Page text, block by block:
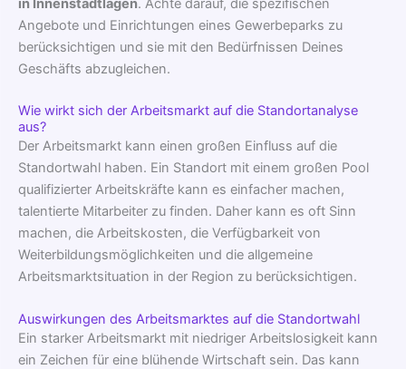
in Innenstadtlagen. Achte darauf, die spezifischen
Angebote und Einrichtungen eines Gewerbeparks zu
berücksichtigen und sie mit den Bedürfnissen Deines
Geschäfts abzugleichen.
Wie wirkt sich der Arbeitsmarkt auf die Standortanalyse
aus?
Der Arbeitsmarkt kann einen großen Einfluss auf die
Standortwahl haben. Ein Standort mit einem großen Pool
qualifizierter Arbeitskräfte kann es einfacher machen,
talentierte Mitarbeiter zu finden. Daher kann es oft Sinn
machen, die Arbeitskosten, die Verfügbarkeit von
Weiterbildungsmöglichkeiten und die allgemeine
Arbeitsmarktsituation in der Region zu berücksichtigen.
Auswirkungen des Arbeitsmarktes auf die Standortwahl
Ein starker Arbeitsmarkt mit niedriger Arbeitslosigkeit kann
ein Zeichen für eine blühende Wirtschaft sein. Das kann